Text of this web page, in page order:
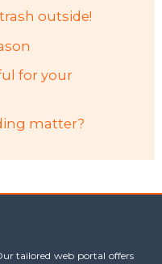
outside!
for your
matter?
tailored web portal offers